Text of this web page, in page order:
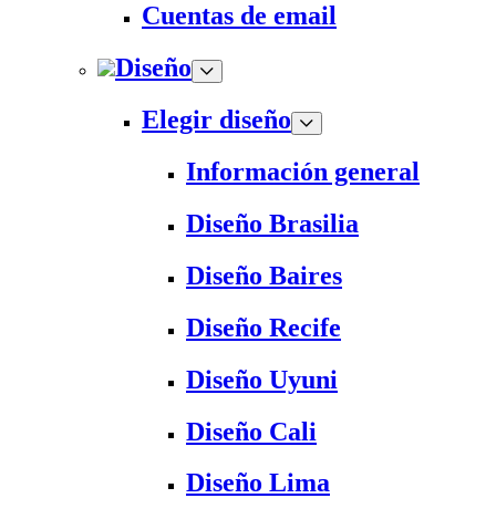
Cuentas de email
Diseño
Elegir diseño
Información general
Diseño Brasilia
Diseño Baires
Diseño Recife
Diseño Uyuni
Diseño Cali
Diseño Lima